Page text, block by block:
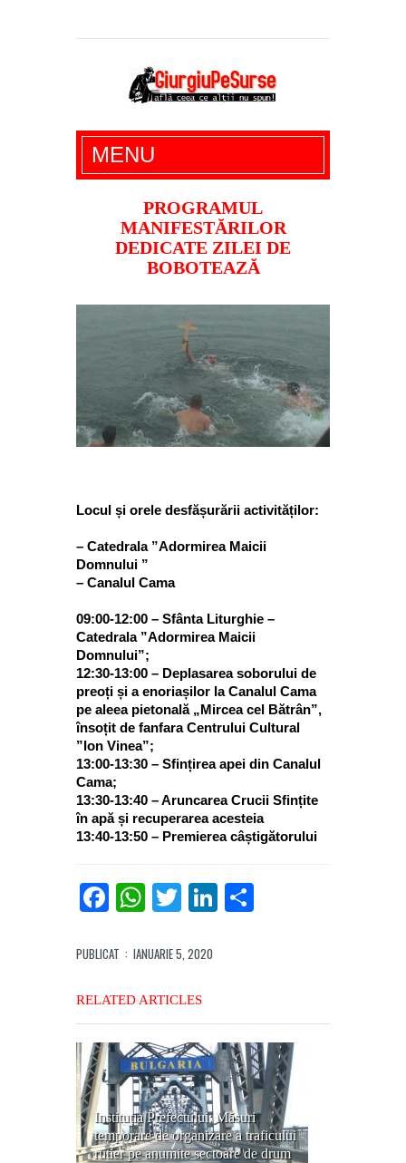
Giurgiu Pe Surse – actualitate giurgiu,
administratie giurgiu, stiri politice, social
economic, editoriale giurgiu, dezvaluiri,
soc, cancan, stiri locale
MENU
PROGRAMUL
MANIFESTĂRILOR
DEDICATE ZILEI DE
BOBOTEAZĂ
Locul și orele desfășurării activităților:
– Catedrala ”Adormirea Maicii
Domnului ”
– Canalul Cama
09:00-12:00 – Sfânta Liturghie –
Catedrala ”Adormirea Maicii
Domnului”;
12:30-13:00 – Deplasarea soborului de
preoți și a enoriașilor la Canalul Cama
pe aleea pietonală „Mircea cel Bătrân”,
însoțit de fanfara Centrului Cultural
”Ion Vinea”;
13:00-13:30 – Sfințirea apei din Canalul
Cama;
13:30-13:40 – Aruncarea Crucii Sfințite
în apă și recuperarea acesteia
13:40-13:50 – Premierea câștigătorului
Facebook
WhatsApp
TwitterLinkedIn
PUBLICAT : IANUARIE 5, 2020
RELATED ARTICLES
Instituția Prefectului: Măsuri
temporare de organizare a traficului
rutier pe anumite sectoare de drum